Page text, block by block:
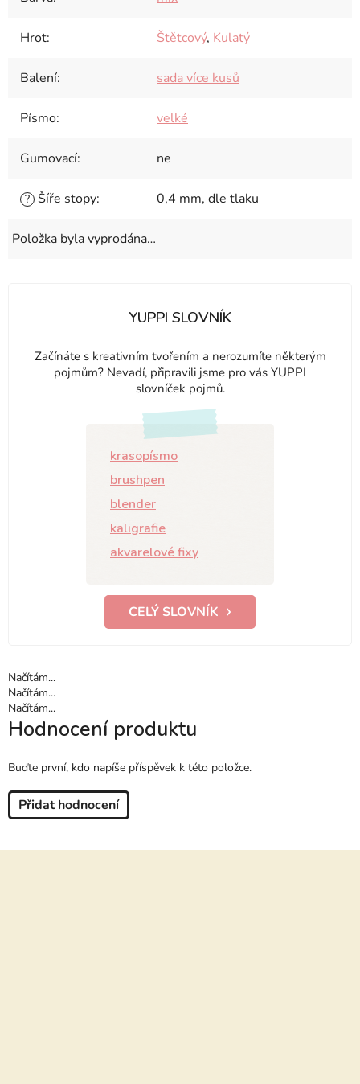
Hrot: Štětcový, Kulatý
Balení: sada více kusů
Písmo: velké
Gumovací: ne
? Šíře stopy: 0,4 mm, dle tlaku
Položka byla vyprodána…
YUPPI SLOVNÍK
Začínáte s kreativním tvořením a nerozumíte některým
pojmům? Nevadí, připravili jsme pro vás YUPPI
slovníček pojmů.
krasopísmo
brushpen
blender
kaligrafie
akvarelové fixy
CELÝ SLOVNÍK
Načítám...
Načítám...
Načítám...
Hodnocení produktu
Buďte první, kdo napíše příspěvek k této položce.
Přidat hodnocení